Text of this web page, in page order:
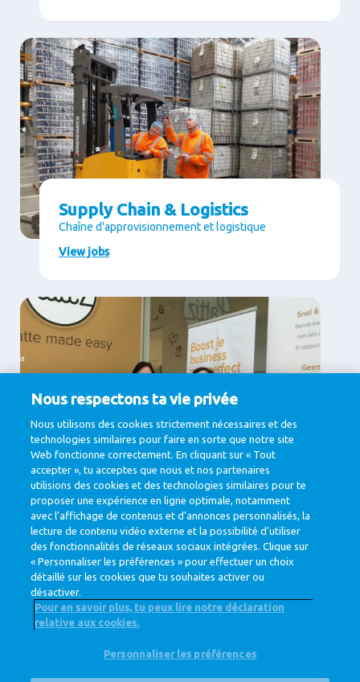
Supply Chain & Logistics
Chaîne d'approvisionnement et logistique
View jobs
Supporting Services
Communication , Finance, IT & Digital, Legal,
Procurement
View jobs
Nous respectons ta vie privée
Nous utilisons des cookies strictement nécessaires et des
technologies similaires pour faire en sorte que notre site
Web fonctionne correctement. En cliquant sur « Tout
accepter », tu acceptes que nous et nos partenaires
utilisions des cookies et des technologies similaires pour te
proposer une expérience en ligne optimale, notamment
avec l’affichage de contenus et d’annonces personnalisés, la
lecture de contenu vidéo externe et la possibilité d’utiliser
des fonctionnalités de réseaux sociaux intégrées. Clique sur
« Personnaliser les préférences » pour effectuer un choix
détaillé sur les cookies que tu souhaites activer ou
désactiver.
Pour en savoir plus, tu peux lire notre déclaration
relative aux cookies.
Personnaliser les préférences